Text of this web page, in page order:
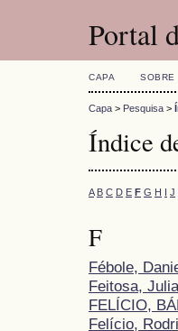
Portal
CAPA SOBRE
Capa > Pesquisa >
Índice
A B C D E F G H I J
F
Fébole,
Feitosa,
FELÍCIO,
Felício,